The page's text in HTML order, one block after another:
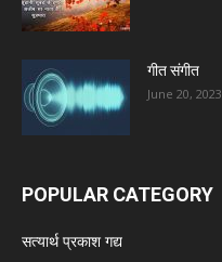
गीत संगीत
June 20, 2023
POPULAR CATEGORY
सत्यार्थ प्रकाश गद्य